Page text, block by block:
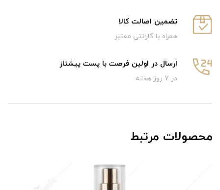
تضمین اصالت کالا
همراه با گارانتی معتبر
ارسال در اولین فرصت با پست پیشتاز
در 7 روز هفته
محصولات مرتبط